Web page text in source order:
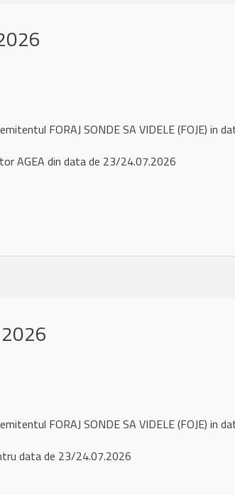
FORAJ SONDE SA VIDELE (FOJE) in
AGEA din data de 23/24.07.2026
FORAJ SONDE SA VIDELE (FOJE) in
data de 23/24.07.2026